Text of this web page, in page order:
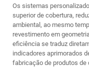
Os sistemas
superior de cobertura,
ambiental, ao mesmo
revestimento em
eficiência se traduz
indicadores aprimorados
fabricação de produtos de